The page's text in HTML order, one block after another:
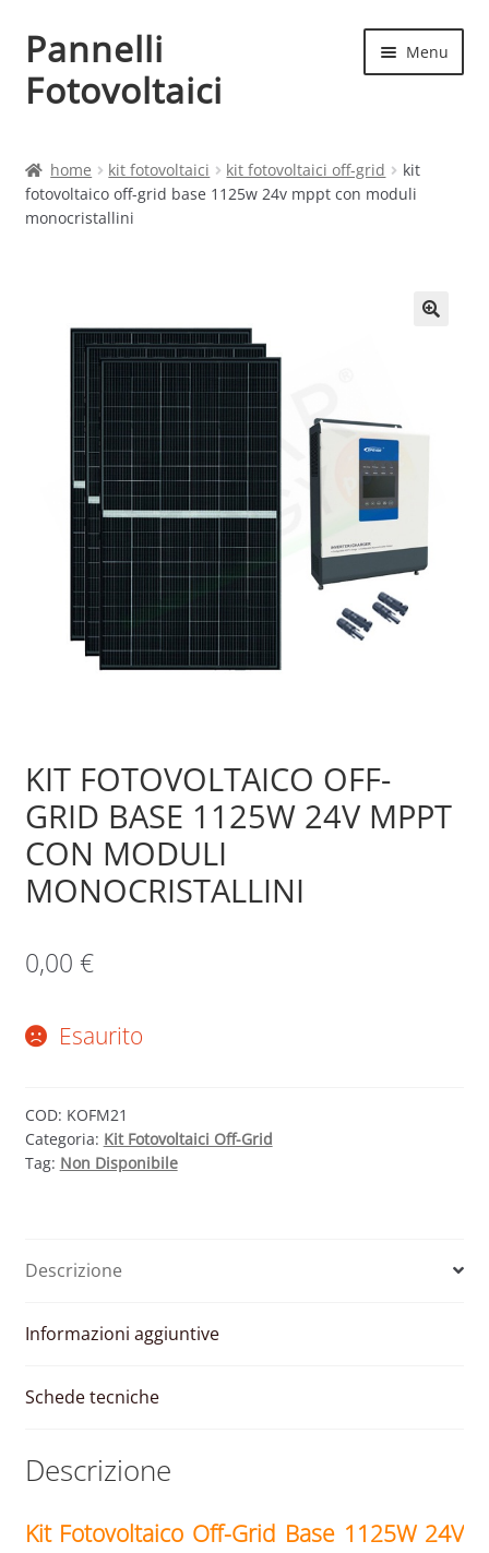
Vai
alla
navigazione
Vai
al
contenuto
Pannelli
Fotovoltaici
Menu
Cart
Contatti
My account
Produttori
Sample Page
home kit fotovoltaici kit fotovoltaici off-grid
kit
fotovoltaico off-grid base 1125w 24v mppt con moduli
monocristallini
KIT FOTOVOLTAICO OFF-
GRID BASE 1125W 24V MPPT
CON MODULI
MONOCRISTALLINI
0,00 €
Esaurito
COD: KOFM21
Categoria: Kit Fotovoltaici Off-Grid
Tag: Non Disponibile
Descrizione
Informazioni aggiuntive
Schede tecniche
Descrizione
Kit Fotovoltaico Off-Grid Base 1125W 24V